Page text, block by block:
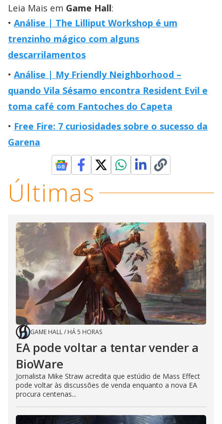
Leia Mais em Game Hall:
Análise | The Lilliput Workshop é um
trenzinho mágico com alguns
descarrilamentos
Análise | My Friendly Neighborhood –
quando Vila Sésamo encontra Resident Evil e
toma café com Fantoches do Capeta
Free Fire: 7 curiosidades sobre o sucesso da
Garena
Últimas
GAME HALL/ HÁ 5 HORAS
EA pode voltar a tentar vender a
BioWare
Jornalista Mike Straw acredita que estúdio de Mass Effect
pode voltar às discussões de venda enquanto a nova EA
procura centenas...